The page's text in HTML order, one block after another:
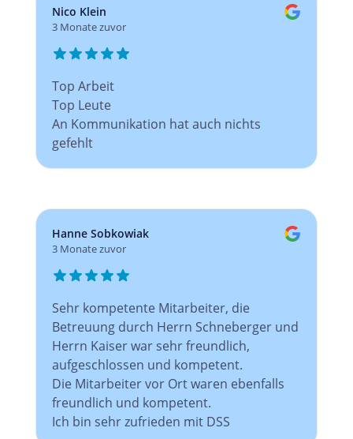
Nico Klein
3 Monate zuvor
Top Arbeit
Top Leute
An Kommunikation hat auch nichts
gefehlt
Hanne Sobkowiak
3 Monate zuvor
Sehr kompetente Mitarbeiter, die
Betreuung durch Herrn Schneberger und
Herrn Kaiser war sehr freundlich,
aufgeschlossen und kompetent.
Die Mitarbeiter vor Ort waren ebenfalls
freundlich und kompetent.
Ich bin sehr zufrieden mit DSS